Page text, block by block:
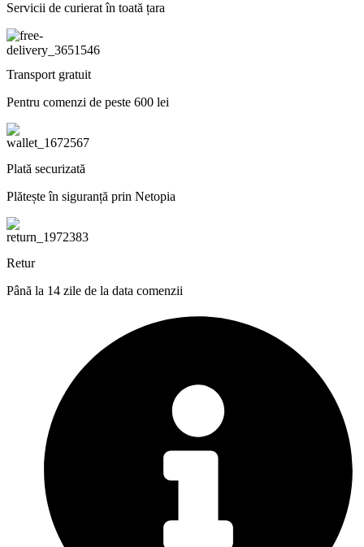
Servicii de curierat în toată țara
Transport gratuit
Pentru comenzi de peste 600 lei
Plată securizată
Plătește în siguranță prin Netopia
Retur
Până la 14 zile de la data comenzii